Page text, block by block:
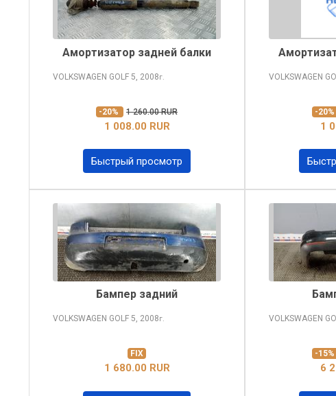
Амортизатор задней балки
VOLKSWAGEN GOLF 5, 2008г.
-20% 1 260.00 RUR
1 008.00 RUR
Быстрый просмотр
VOLKSWAGEN
-20%
1
Бампер задний
VOLKSWAGEN GOLF 5, 2008г.
FIX
1 680.00 RUR
VOLKSWAGEN
-15%
6